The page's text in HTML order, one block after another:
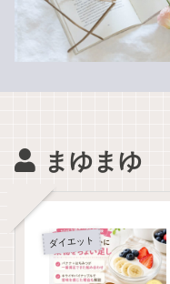
まゆまゆ
ダイエット